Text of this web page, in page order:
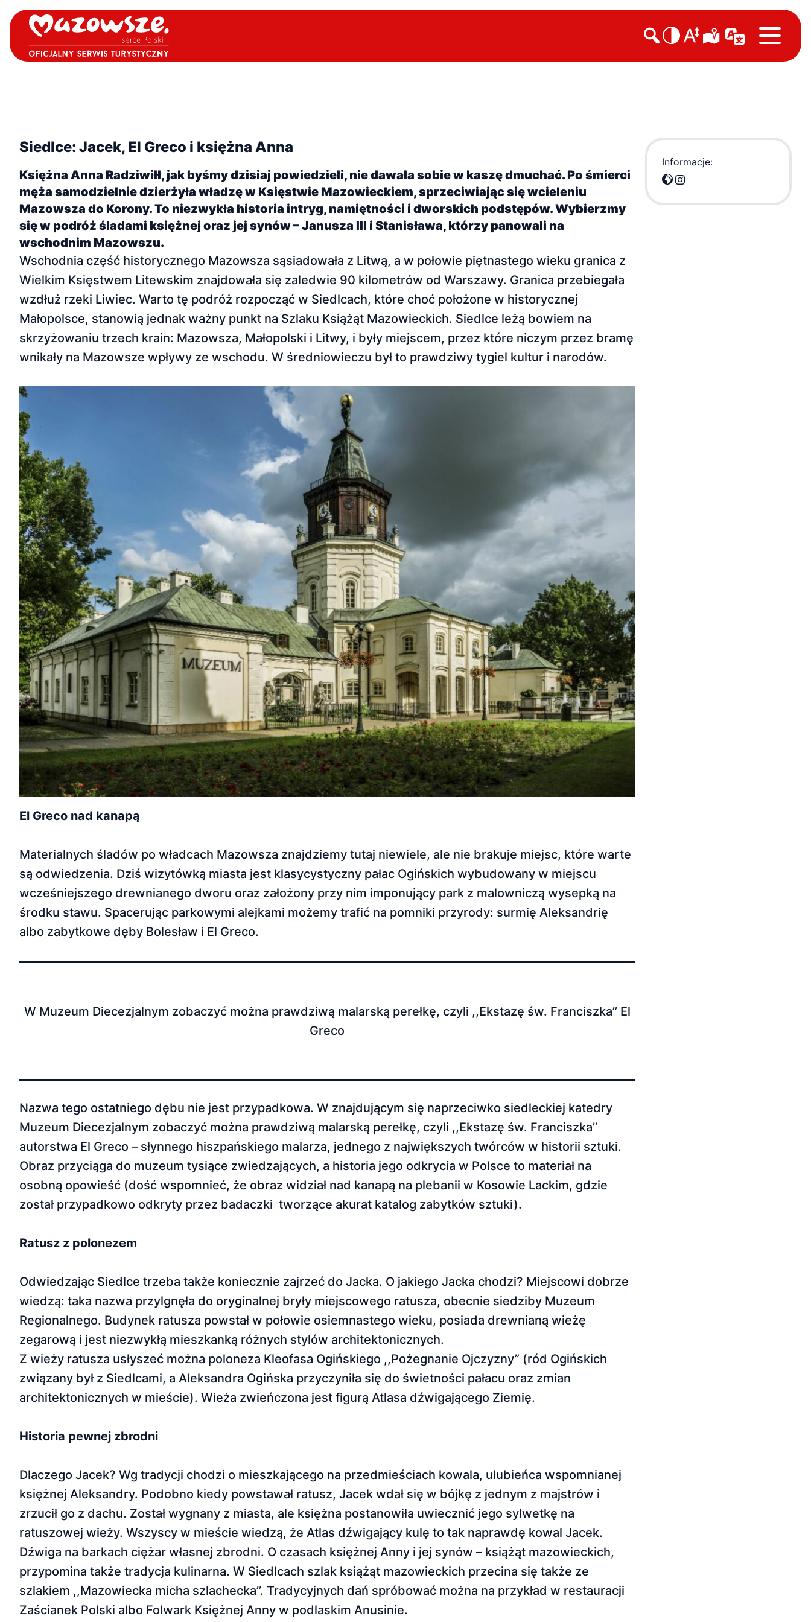

Siedlce: Jacek, El Greco i księżna Anna
Księżna Anna Radziwiłł, jak byśmy dzisiaj powiedzieli, nie dawała sobie w kaszę dmuchać. Po śmierci
męża samodzielnie dzierżyła władzę w Księstwie Mazowieckiem, sprzeciwiając się wcieleniu
Mazowsza do Korony. To niezwykła historia intryg, namiętności i dworskich podstępów. Wybierzmy
się w podróż śladami księżnej oraz jej synów – Janusza III i Stanisława, którzy panowali na
wschodnim Mazowszu.
Wschodnia część historycznego Mazowsza sąsiadowała z Litwą, a w połowie piętnastego wieku granica z
Wielkim Księstwem Litewskim znajdowała się zaledwie 90 kilometrów od Warszawy. Granica przebiegała
wzdłuż rzeki Liwiec. Warto tę podróż rozpocząć w Siedlcach, które choć położone w historycznej
Małopolsce, stanowią jednak ważny punkt na Szlaku Książąt Mazowieckich. Siedlce leżą bowiem na
skrzyżowaniu trzech krain: Mazowsza, Małopolski i Litwy, i były miejscem, przez które niczym przez bramę
wnikały na Mazowsze wpływy ze wschodu. W średniowieczu był to prawdziwy tygiel kultur i narodów.
El Greco nad kanapą
Materialnych śladów po władcach Mazowsza znajdziemy tutaj niewiele, ale nie brakuje miejsc, które warte
są odwiedzenia. Dziś wizytówką miasta jest klasycystyczny pałac Ogińskich wybudowany w miejscu
wcześniejszego drewnianego dworu oraz założony przy nim imponujący park z malowniczą wysepką na
środku stawu. Spacerując parkowymi alejkami możemy trafić na pomniki przyrody: surmię Aleksandrię
albo zabytkowe dęby Bolesław i El Greco.
W Muzeum Diecezjalnym zobaczyć można prawdziwą malarską perełkę, czyli ,,Ekstazę św. Franciszka’’ El
Greco
Nazwa tego ostatniego dębu nie jest przypadkowa. W znajdującym się naprzeciwko siedleckiej katedry
Muzeum Diecezjalnym zobaczyć można prawdziwą malarską perełkę, czyli ,,Ekstazę św. Franciszka’’
autorstwa El Greco – słynnego hiszpańskiego malarza, jednego z największych twórców w historii sztuki.
Obraz przyciąga do muzeum tysiące zwiedzających, a historia jego odkrycia w Polsce to materiał na
osobną opowieść (dość wspomnieć, że obraz widział nad kanapą na plebanii w Kosowie Lackim, gdzie
został przypadkowo odkryty przez badaczki tworzące akurat katalog zabytków sztuki).
Ratusz z polonezem
Odwiedzając Siedlce trzeba także koniecznie zajrzeć do Jacka. O jakiego Jacka chodzi? Miejscowi dobrze
wiedzą: taka nazwa przylgnęła do oryginalnej bryły miejscowego ratusza, obecnie siedziby Muzeum
Regionalnego. Budynek ratusza powstał w połowie osiemnastego wieku, posiada drewnianą wieżę
zegarową i jest niezwykłą mieszkanką różnych stylów architektonicznych.
Z wieży ratusza usłyszeć można poloneza Kleofasa Ogińskiego ,,Pożegnanie Ojczyzny” (ród Ogińskich
związany był z Siedlcami, a Aleksandra Ogińska przyczyniła się do świetności pałacu oraz zmian
architektonicznych w mieście). Wieża zwieńczona jest figurą Atlasa dźwigającego Ziemię.
Historia pewnej zbrodni
Dlaczego Jacek? Wg tradycji chodzi o mieszkającego na przedmieściach kowala, ulubieńca wspomnianej
księżnej Aleksandry. Podobno kiedy powstawał ratusz, Jacek wdał się w bójkę z jednym z majstrów i
zrzucił go z dachu. Został wygnany z miasta, ale księżna postanowiła uwiecznić jego sylwetkę na
ratuszowej wieży. Wszyscy w mieście wiedzą, że Atlas dźwigający kulę to tak naprawdę kowal Jacek.
Dźwiga na barkach ciężar własnej zbrodni. O czasach księżnej Anny i jej synów – książąt mazowieckich,
przypomina także tradycja kulinarna. W Siedlcach szlak książąt mazowieckich przecina się także ze
szlakiem ,,Mazowiecka micha szlachecka’’. Tradycyjnych dań spróbować można na przykład w restauracji
Zaścianek Polski albo Folwark Księżnej Anny w podlaskim Anusinie.
Informacje: